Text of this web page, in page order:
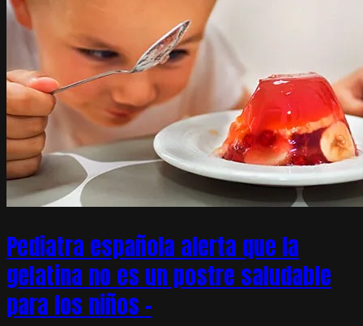
Pediatra española alerta que la
gelatina no es un postre saludable
para los niños –